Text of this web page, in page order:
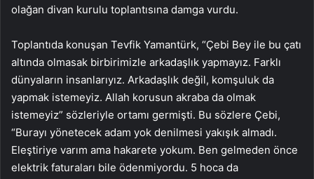
olağan divan kurulu toplantısına damga vurdu.
Toplantıda konuşan Tevfik Yamantürk, “Çebi Bey ile bu çatı
altında olmasak birbirimizle arkadaşlık yapmayız. Farklı
dünyaların insanlarıyız. Arkadaşlık değil, komşuluk da
yapmak istemeyiz. Allah korusun akraba da olmak
istemeyiz” sözleriyle ortamı germişti. Bu sözlere Çebi,
“Burayı yönetecek adam yok denilmesi yakışık almadı.
Eleştiriye varım ama hakarete yokum. Ben gelmeden önce
elektrik faturaları bile ödenmiyordu. 5 hoca da